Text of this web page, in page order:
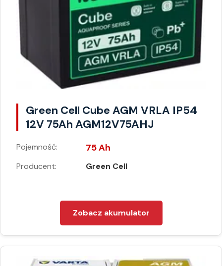
Green Cell Cube AGM VRLA IP54
12V 75Ah AGM12V75AHJ
Pojemność: 75 Ah
Producent: Green Cell
Zobacz akumulator